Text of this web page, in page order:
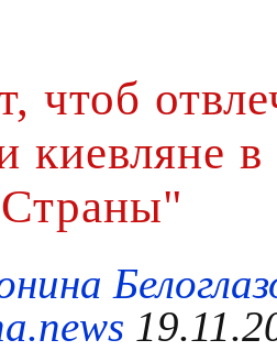
чтоб
киевляне